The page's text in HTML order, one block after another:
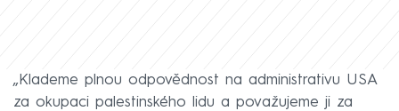
„Klademe plnou odpovědnost na administrativu USA
za okupaci palestinského lidu a považujeme ji za